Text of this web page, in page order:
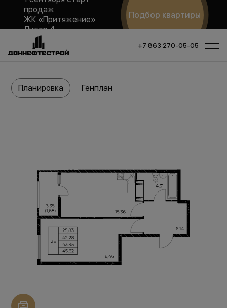
продаж
ЖК «Притяжение»
Литер 4
Подбор квартиры
+7 863 270-05-05
Планировка Генплан